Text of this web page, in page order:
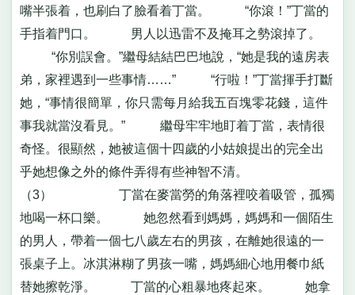
嘴半張着，也刷白了臉看着丁當。 “你滾！”丁當的
手指着門口。 男人以迅雷不及掩耳之勢滾掉了。
“你別誤會。”繼母結結巴巴地說，“她是我的遠房表
弟，家裡遇到一些事情……” “行啦！”丁當揮手打斷
她，“事情很簡單，你只需每月給我五百塊零花錢，這件
事我就當沒看見。” 繼母牢牢地盯着丁當，表情很
奇怪。很顯然，她被這個十四歲的小姑娘提出的完全出
乎她想像之外的條件弄得有些神智不清。
（3） 丁當在麥當勞的角落裡咬着吸管，孤獨
地喝一杯口樂。 她忽然看到媽媽，媽媽和一個陌生
的男人，帶着一個七八歲左右的男孩，在離她很遠的一
張桌子上。冰淇淋糊了男孩一嘴，媽媽細心地用餐巾紙
替她擦乾淨。 丁當的心粗暴地疼起來。 她拿